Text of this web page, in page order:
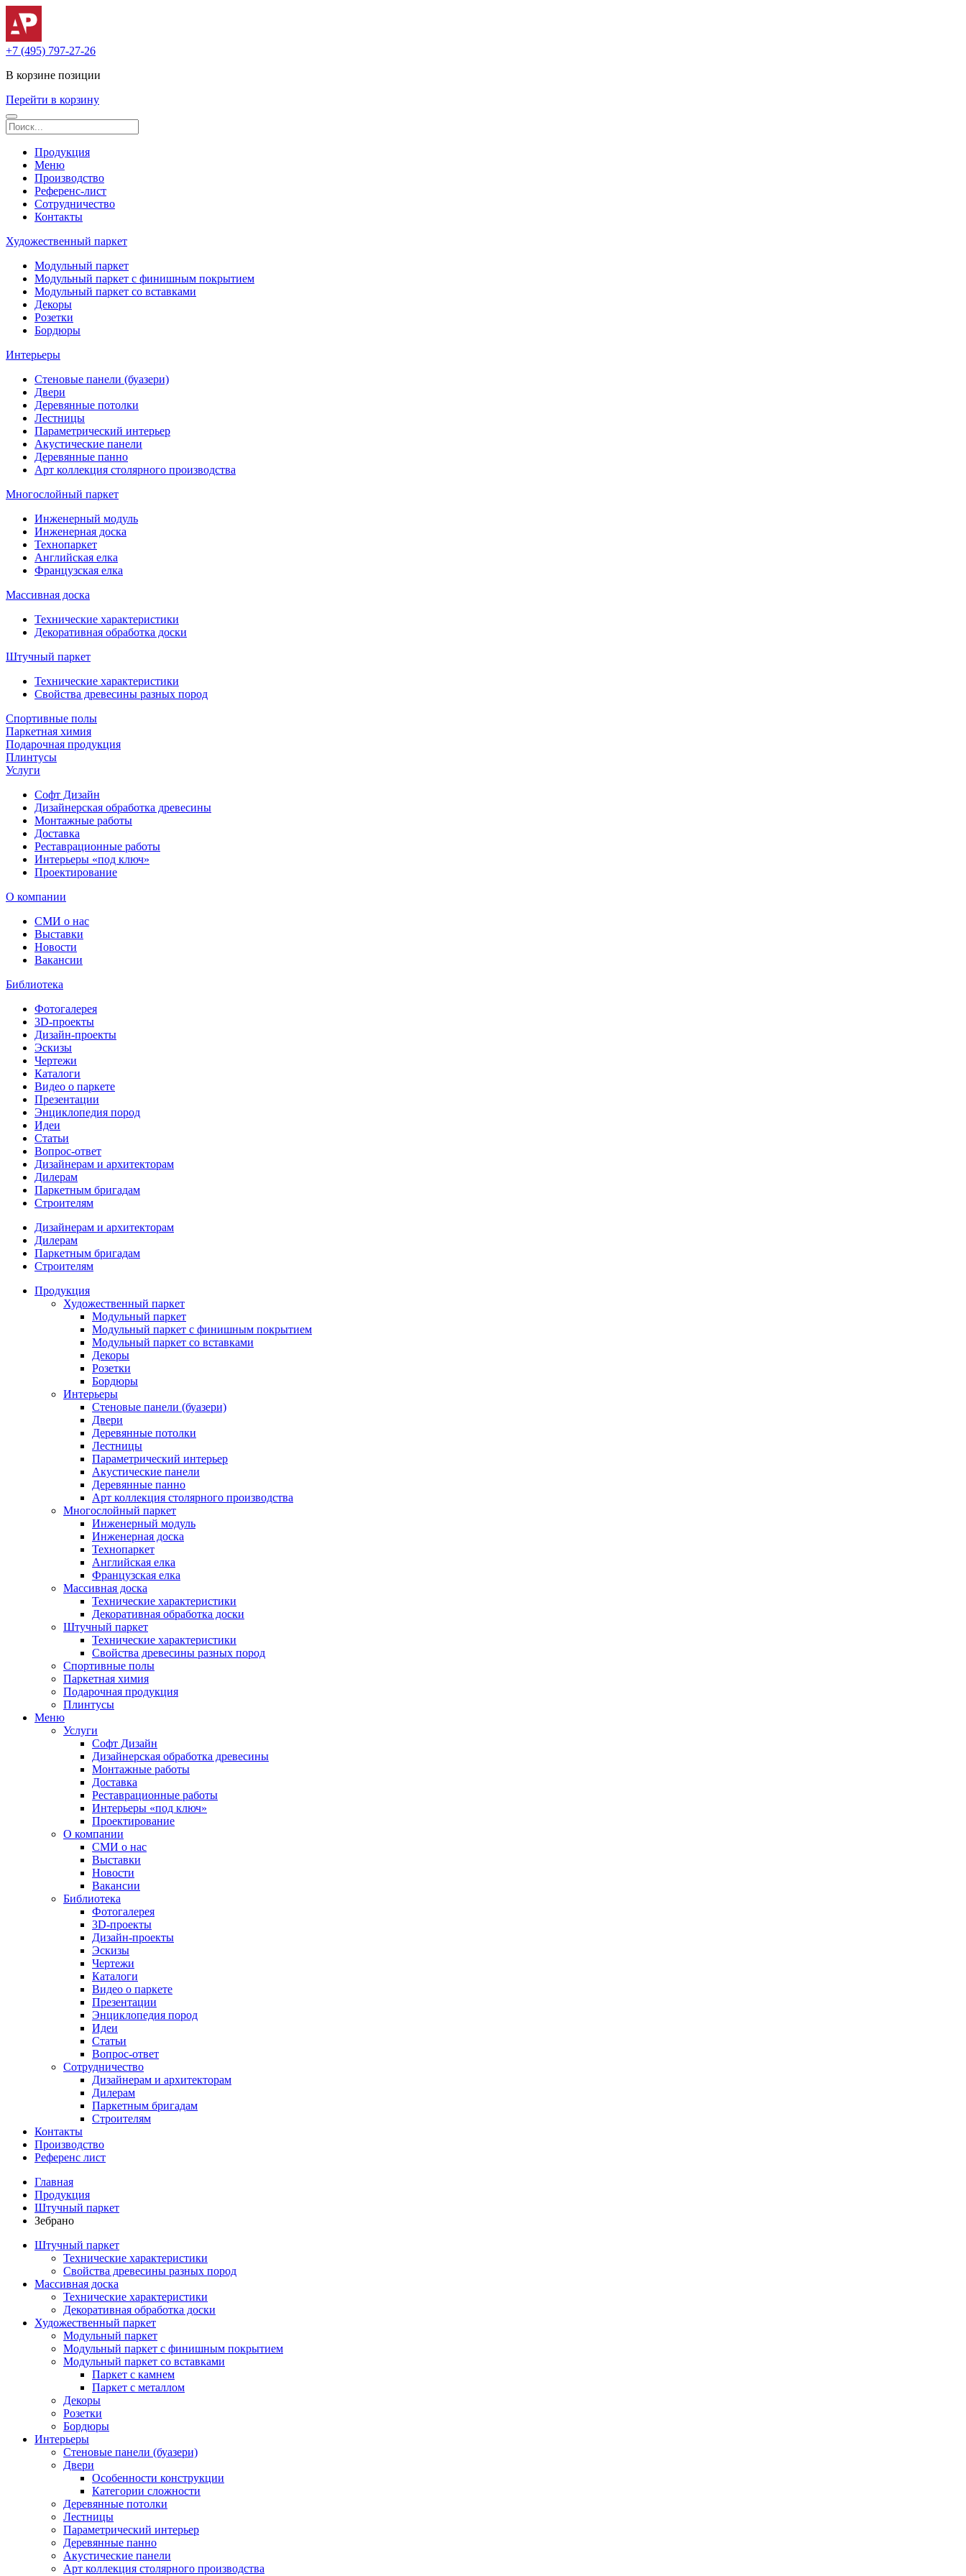
+7 (495) 797-27-26
В корзине позиции
Перейти в корзину
Продукция
Меню
Производство
Референс-лист
Сотрудничество
Контакты
Художественный паркет
Модульный паркет
Модульный паркет с финишным покрытием
Модульный паркет со вставками
Декоры
Розетки
Бордюры
Интерьеры
Стеновые панели (буазери)
Двери
Деревянные потолки
Лестницы
Параметрический интерьер
Акустические панели
Деревянные панно
Арт коллекция столярного производства
Многослойный паркет
Инженерный модуль
Инженерная доска
Технопаркет
Английская елка
Французская елка
Массивная доска
Технические характеристики
Декоративная обработка доски
Штучный паркет
Технические характеристики
Свойства древесины разных пород
Спортивные полы
Паркетная химия
Подарочная продукция
Плинтусы
Услуги
Софт Дизайн
Дизайнерская обработка древесины
Монтажные работы
Доставка
Реставрационные работы
Интерьеры «под ключ»
Проектирование
О компании
СМИ о нас
Выставки
Новости
Вакансии
Библиотека
Фотогалерея
3D-проекты
Дизайн-проекты
Эскизы
Чертежи
Каталоги
Видео о паркете
Презентации
Энциклопедия пород
Идеи
Статьи
Вопрос-ответ
Дизайнерам и архитекторам
Дилерам
Паркетным бригадам
Строителям
Дизайнерам и архитекторам
Дилерам
Паркетным бригадам
Строителям
Продукция
Художественный паркет
Модульный паркет
Модульный паркет с финишным покрытием
Модульный паркет со вставками
Декоры
Розетки
Бордюры
Интерьеры
Стеновые панели (буазери)
Двери
Деревянные потолки
Лестницы
Параметрический интерьер
Акустические панели
Деревянные панно
Арт коллекция столярного производства
Многослойный паркет
Инженерный модуль
Инженерная доска
Технопаркет
Английская елка
Французская елка
Массивная доска
Технические характеристики
Декоративная обработка доски
Штучный паркет
Технические характеристики
Свойства древесины разных пород
Спортивные полы
Паркетная химия
Подарочная продукция
Плинтусы
Меню
Услуги
Софт Дизайн
Дизайнерская обработка древесины
Монтажные работы
Доставка
Реставрационные работы
Интерьеры «под ключ»
Проектирование
О компании
СМИ о нас
Выставки
Новости
Вакансии
Библиотека
Фотогалерея
3D-проекты
Дизайн-проекты
Эскизы
Чертежи
Каталоги
Видео о паркете
Презентации
Энциклопедия пород
Идеи
Статьи
Вопрос-ответ
Сотрудничество
Дизайнерам и архитекторам
Дилерам
Паркетным бригадам
Строителям
Контакты
Производство
Референс лист
Главная
Продукция
Штучный паркет
Зебрано
Штучный паркет
Технические характеристики
Свойства древесины разных пород
Массивная доска
Технические характеристики
Декоративная обработка доски
Художественный паркет
Модульный паркет
Модульный паркет с финишным покрытием
Модульный паркет со вставками
Паркет с камнем
Паркет с металлом
Декоры
Розетки
Бордюры
Интерьеры
Стеновые панели (буазери)
Двери
Особенности конструкции
Категории сложности
Деревянные потолки
Лестницы
Параметрический интерьер
Деревянные панно
Акустические панели
Арт коллекция столярного производства